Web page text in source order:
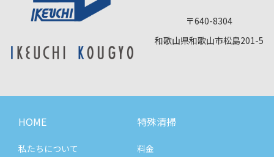
〒640-8304
和歌山県和歌山市松島201-5
HOME
私たちについて
特殊清掃
料金